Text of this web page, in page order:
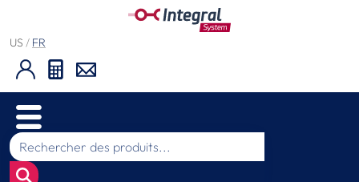
US / FR